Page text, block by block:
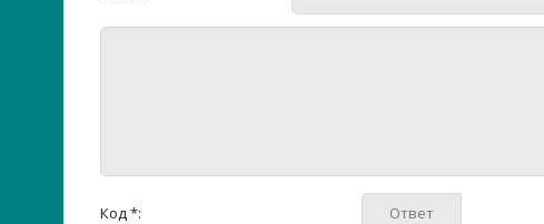
Код *: